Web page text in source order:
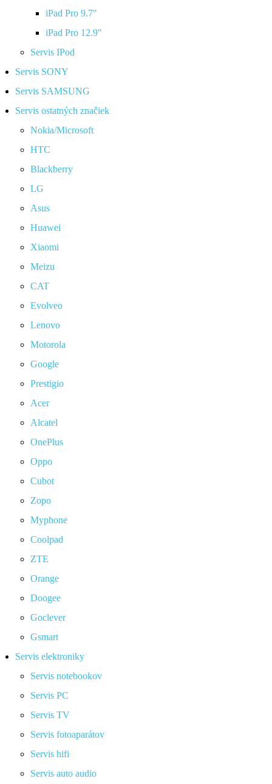
iPad Pro 9.7"
iPad Pro 12.9"
Servis IPod
Servis SONY
Servis SAMSUNG
Servis ostatných značiek
Nokia/Microsoft
HTC
Blackberry
LG
Asus
Huawei
Xiaomi
Meizu
CAT
Evolveo
Lenovo
Motorola
Google
Prestigio
Acer
Alcatel
OnePlus
Oppo
Cubot
Zopo
Myphone
Coolpad
ZTE
Orange
Doogee
Goclever
Gsmart
Servis elektroniky
Servis notebookov
Servis PC
Servis TV
Servis fotoaparátov
Servis hifi
Servis auto audio